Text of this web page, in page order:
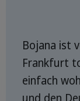
Bojana ist
Frankfurt
einfach
und den